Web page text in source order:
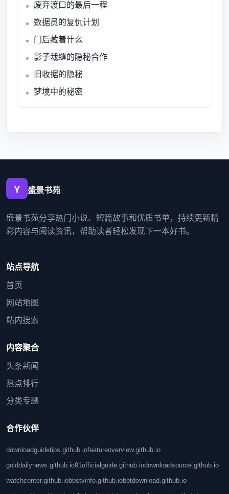
废弃渡口的最后一程
数据员的复仇计划
门后藏着什么
影子裁缝的隐秘合作
旧收据的隐秘
梦境中的秘密
盛景书苑
盛景书苑分享热门小说、短篇故事和优质书单，持续更新精
彩内容与阅读资讯，帮助读者轻松发现下一本好书。
站点导航
首页
网站地图
站内搜索
内容聚合
头条新闻
热点排行
分类专题
合作伙伴
downloadguidetips.github.iofeatureoverview.github.io
golddailynews.github.io91officialguide.github.iodownloadsource.github.io
watchcenter.github.iobbstvinfo.github.iobbtdownload.github.io